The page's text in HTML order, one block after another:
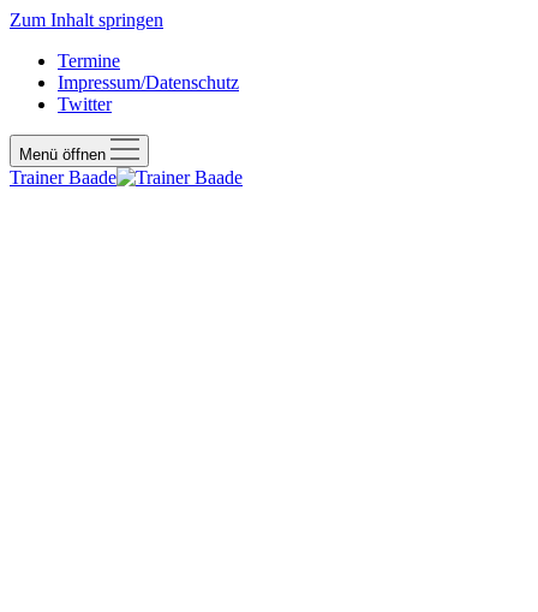
Zum Inhalt springen
Termine
Impressum/Datenschutz
Twitter
Menü öffnen
Trainer Baade